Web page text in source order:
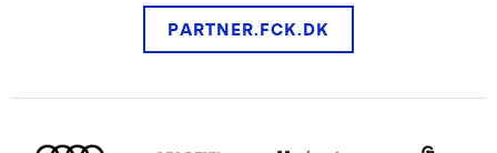
PARTNER.FCK.DK